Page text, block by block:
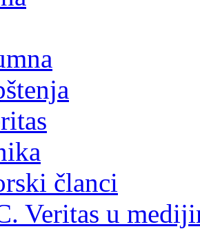
članci
Veritas u